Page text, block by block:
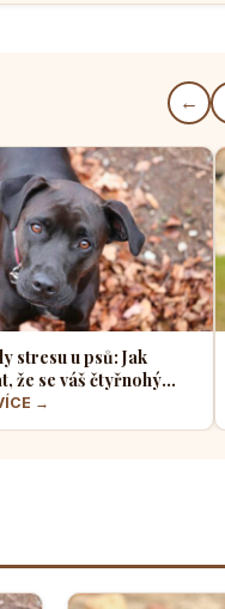
←
stresu u psů: Jak
že se váš čtyřnohý
komfortně
→